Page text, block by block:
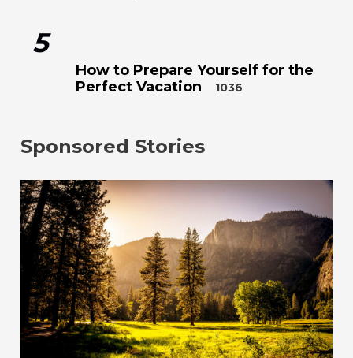
5
How to Prepare Yourself for the
Perfect Vacation
1036
Sponsored Stories